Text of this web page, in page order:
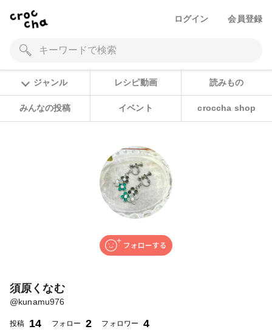
ログイン 会員登録
ジャンル レシピ動画 読みもの
みんなの投稿 イベント croccha shop
須原くなむ
@kunamu976
投稿 14 フォロー 2 フォロワー 4